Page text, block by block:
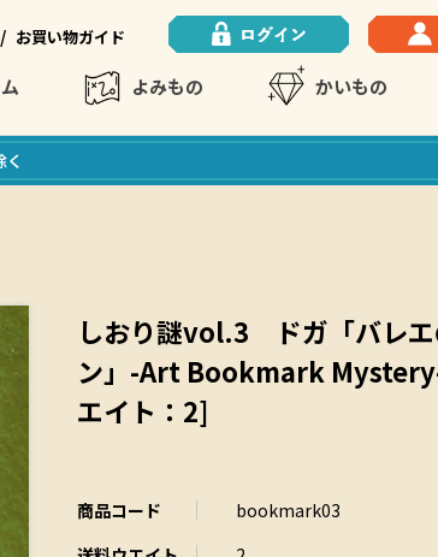
/ お買い物ガイド
よみもの かいもの
しおり謎vol.3 ドガ「バレエ
ン」-Art Bookmark
エイト：2]
商品コード
bookmark03